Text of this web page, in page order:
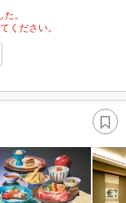
。
ください。